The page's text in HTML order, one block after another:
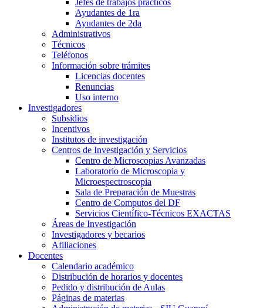
Ayudantes de 1ra
Ayudantes de 2da
Administrativos
Técnicos
Teléfonos
Información sobre trámites
Licencias docentes
Renuncias
Uso interno
Investigadores
Subsidios
Incentivos
Institutos de investigación
Centros de Investigación y Servicios
Centro de Microscopias Avanzadas
Laboratorio de Microscopia y
Microespectroscopia
Sala de Preparación de Muestras
Centro de Computos del DF
Servicios Científico-Técnicos EXACTAS
Áreas de Investigación
Investigadores y becarios
Afiliaciones
Docentes
Calendario académico
Distribución de horarios y docentes
Pedido y distribución de Aulas
Páginas de materias